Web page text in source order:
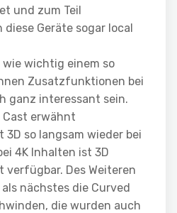
und zum Teil
Geräte sogar local
wichtig einem so
Zusatzfunktionen bei
ganz interessant sein.
Cast erwähnt
so langsam wieder bei
4K Inhalten ist 3D
Des Weiteren
nächstes die Curved
die wurden auch